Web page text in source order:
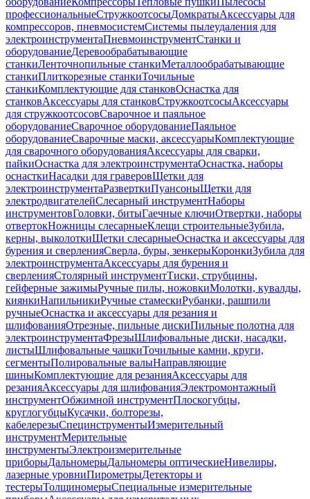
профессиональныеСтружкоотсосыДомкратыАксессуары для
компрессоров, пневмосистемСистемы пылеудаления для
электроинструментаПневмоинструментСтанки и
оборудованиеДеревообрабатывающие
станкиЛенточнопильные станкиМеталлообрабатывающие
станкиПлиткорезные станкиТочильные
станкиКомплектующие для станковОснастка для
станковАксессуары для станковСтружкоотсосыАксессуары
для стружкоотсосовСварочное и паяльное
оборудованиеСварочное оборудованиеПаяльное
оборудованиеСварочные маски, аксессуарыКомплектующие
для сварочного оборудованияАксессуары для сварки,
пайкиОснастка для электроинструментаОснастка, наборы
оснасткиНасадки для граверовЩетки для
электроинструментаРазверткиПуансоныЩетки для
электродвигателейСлесарный инструментНаборы
инструментовГоловки, битыГаечные ключиОтвертки, наборы
отвертокНожницы слесарныеКлещи строительныеЗубила,
керны, выколоткиЩетки слесарныеОснастка и аксессуары для
бурения и сверленияСверла, буры, зенкерыКоронкиЗубила для
электроинструментаАксессуары для бурения и
сверленияСтолярный инструментТиски, струбцины,
гейферные зажимыРучные пилы, ножовкиМолотки, кувалды,
киянкиНапильникиРучные стамескиРубанки, рашпили
ручныеОснастка и аксессуары для резания и
шлифованияОтрезные, пильные дискиПильные полотна для
электроинструментаФрезыШлифовальные диски, насадки,
листыШлифовальные чашкиТочильные камни, круги,
сегментыПолировальные валыНаправляющие
шиныКомплектующие для резанияАксессуары для
резанияАксессуары для шлифованияЭлектромонтажный
инструментОбжимной инструментПлоскогубцы,
круглогубцыКусачки, болторезы,
кабелерезыСпецинструментыИзмерительный
инструментМерительные
инструментыЭлектроизмерительные
приборыДальномерыДальномеры оптическиеНивелиры,
лазерные уровниПирометрыДетекторы и
тестерыТолщиномерыСпециальные измерительные